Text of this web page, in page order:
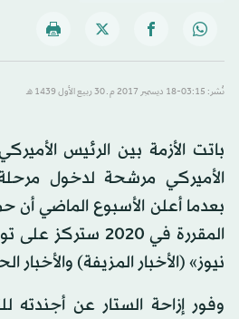
نُشر: 03:15-18 ديسمبر 2017 م ـ 30 ربيع الأول 1439 هـ
باتت الأزمة بين الرئيس
الأميركي مرشحة لدخول
بعدما أعلن الأسبوع الماضي أن
المقررة في 2020
نيوز» (الأخبار المزيفة) والأخبار
وفور إزاحة الستار عن أجندته